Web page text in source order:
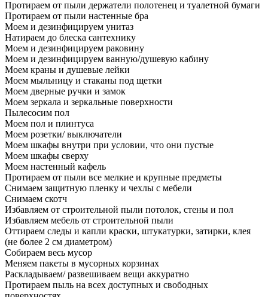
Протираем от пыли держатели полотенец и туалетной бумаги
Протираем от пыли настенные бра
Моем и дезинфицируем унитаз
Натираем до блеска сантехнику
Моем и дезинфицируем раковину
Моем и дезинфицируем ванную/душевую кабину
Моем краны и душевые лейки
Моем мыльницу и стаканы под щетки
Моем дверные ручки и замок
Моем зеркала и зеркальные поверхности
Пылесосим пол
Моем пол и плинтуса
Моем розетки/ выключатели
Моем шкафы внутри при условии, что они пустые
Моем шкафы сверху
Моем настенный кафель
Протираем от пыли все мелкие и крупные предметы
Снимаем защитную пленку и чехлы с мебели
Снимаем скотч
Избавляем от строительной пыли потолок, стены и пол
Избавляем мебель от строительной пыли
Оттираем следы и капли краски, штукатурки, затирки, клея
(не более 2 см диаметром)
Собираем весь мусор
Меняем пакеты в мусорных корзинах
Раскладываем/ развешиваем вещи аккуратно
Протираем пыль на всех доступных и свободных